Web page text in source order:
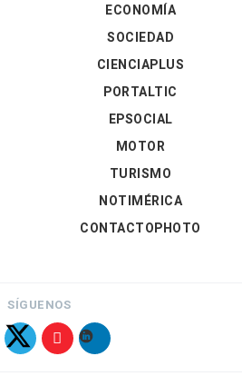
ECONOMÍA
SOCIEDAD
CIENCIAPLUS
PORTALTIC
EPSOCIAL
MOTOR
TURISMO
NOTIMÉRICA
CONTACTOPHOTO
SÍGUENOS